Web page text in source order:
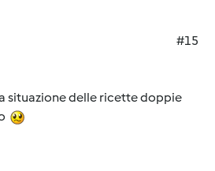
#15
situazione delle ricette doppie